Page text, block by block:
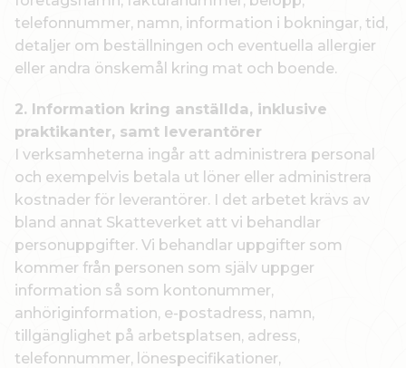
telefonnummer, namn, information i bokningar, tid,
detaljer om beställningen och eventuella allergier
eller andra önskemål kring mat och boende.
2. Information kring anställda, inklusive
praktikanter, samt leverantörer
I verksamheterna ingår att administrera personal
och exempelvis betala ut löner eller administrera
kostnader för leverantörer. I det arbetet krävs av
bland annat Skatteverket att vi behandlar
personuppgifter. Vi behandlar uppgifter som
kommer från personen som själv uppger
information så som kontonummer,
anhöriginformation, e-postadress, namn,
tillgänglighet på arbetsplatsen, adress,
telefonnummer, lönespecifikationer,